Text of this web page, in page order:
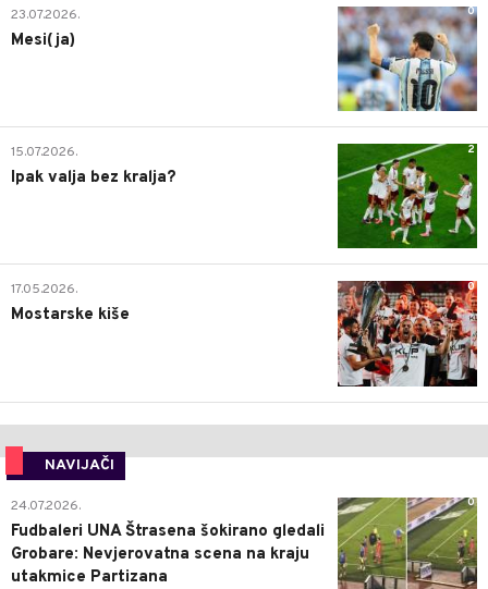
0
23.07.2026.
Mesi(ja)
2
15.07.2026.
Ipak valja bez kralja?
0
17.05.2026.
Mostarske kiše
NAVIJAČI
0
24.07.2026.
Fudbaleri UNA Štrasena šokirano gledali
Grobare: Nevjerovatna scena na kraju
utakmice Partizana